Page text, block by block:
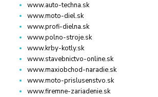
www.auto-techna.sk
www.moto-diel.sk
www.profi-dielna.sk
www.polno-stroje.sk
www.krby-kotly.sk
www.stavebnictvo-online.sk
www.maxiobchod-naradie.sk
www.moto-prislusenstvo.sk
www.firemne-zariadenie.sk